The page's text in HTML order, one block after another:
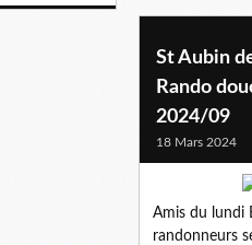
St Aubin
Rando
2024/09
18 Mars 2024
Amis du lundi
randonneurs